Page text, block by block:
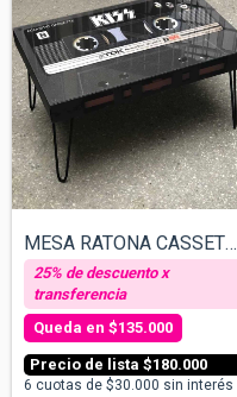
MESA RATONA CASSETTE - KISS
$180.000
$135.000
6 cuotas de $30.000 sin interés